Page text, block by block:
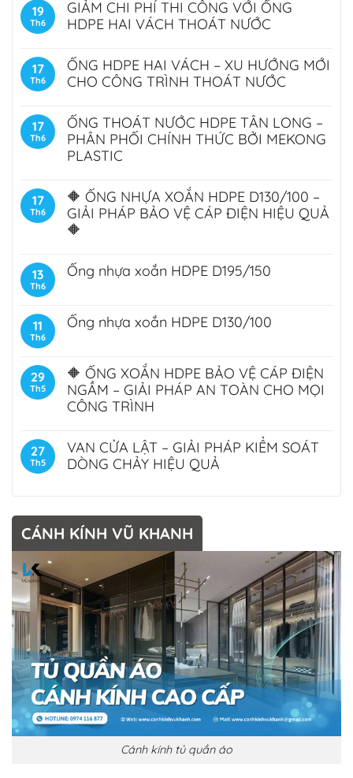
19
Th6
GIẢM CHI PHÍ THI CÔNG VỚI ỐNG
HDPE HAI VÁCH THOÁT NƯỚC
17
Th6
ỐNG HDPE HAI VÁCH – XU HƯỚNG MỚI
CHO CÔNG TRÌNH THOÁT NƯỚC
17
Th6
ỐNG THOÁT NƯỚC HDPE TÂN LONG –
PHÂN PHỐI CHÍNH THỨC BỞI MEKONG
PLASTIC
17
Th6
🔶 ỐNG NHỰA XOẮN HDPE D130/100 –
GIẢI PHÁP BẢO VỆ CÁP ĐIỆN HIỆU QUẢ
🔶
13
Th6
Ống nhựa xoắn HDPE D195/150
11
Th6
Ống nhựa xoắn HDPE D130/100
29
Th5
🔶 ỐNG XOẮN HDPE BẢO VỆ CÁP ĐIỆN
NGẦM – GIẢI PHÁP AN TOÀN CHO MỌI
CÔNG TRÌNH
27
Th5
VAN CỬA LẬT – GIẢI PHÁP KIỂM SOÁT
DÒNG CHẢY HIỆU QUẢ
CÁNH KÍNH VŨ KHANH
Cánh kính tủ quần áo